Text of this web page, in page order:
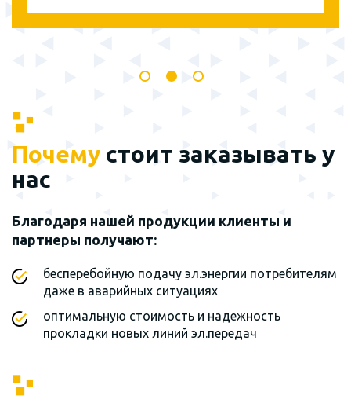
Почему стоит заказывать у
нас
Благодаря нашей продукции клиенты и
партнеры получают:
бесперебойную подачу эл.энергии потребителям
даже в аварийных ситуациях
оптимальную стоимость и надежность
прокладки новых линий эл.передач